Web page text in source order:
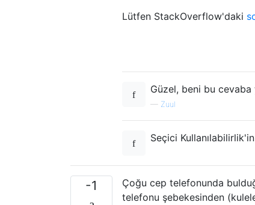
Lütfen StackOverflow'daki
Güzel, beni bu
— Zuul
Seçici
-1
Çoğu cep telefonunda
telefonu şebekesinden